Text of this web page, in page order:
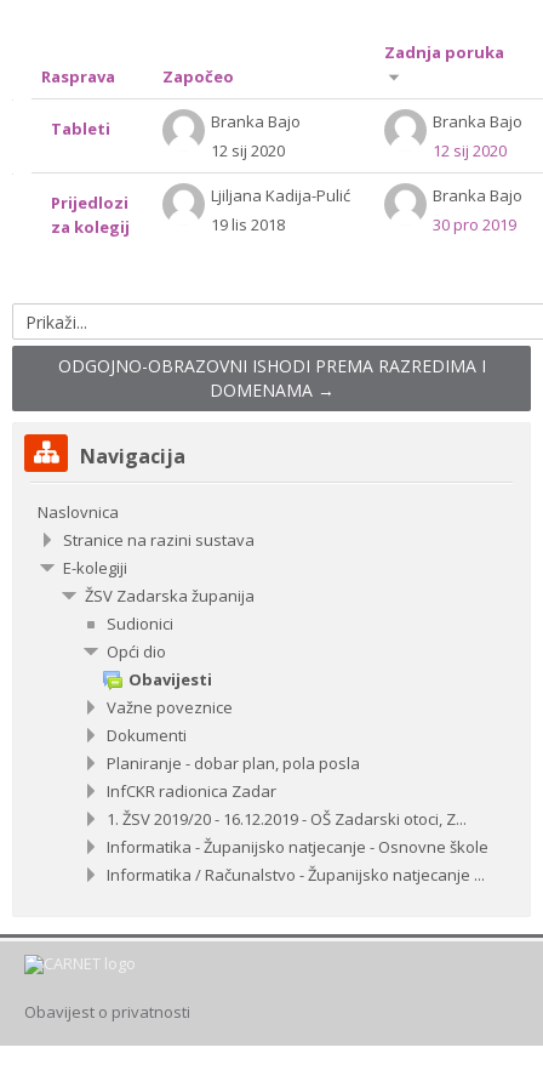
Pretraži
e-
kolegije
Prikaz
rasprava:
2
Rasprava Započeo
Zadnja poruka
Tableti
Branka Bajo
12 sij 2020
Branka Bajo
12 sij 2020
Prijedlozi
za kolegij
Ljiljana Kadija-Pulić
19 lis 2018
Branka Bajo
30 pro 2019
Prikaži...
ODGOJNO-OBRAZOVNI ISHODI PREMA RAZREDIMA I
DOMENAMA →
Preskoči
NavigacijaNavigacija
Naslovnica
Stranice na razini sustava
E-kolegiji
ŽSV Zadarska županija
Sudionici
Opći dio
Obavijesti
Važne poveznice
Dokumenti
Planiranje - dobar plan, pola posla
InfCKR radionica Zadar
1. ŽSV 2019/20 - 16.12.2019 - OŠ Zadarski otoci, Z...
Informatika - Županijsko natjecanje - Osnovne škole
Informatika / Računalstvo - Županijsko natjecanje ...
Obavijest o privatnosti